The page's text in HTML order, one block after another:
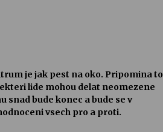
je jak pest na oko. Pripomina to
lide mohou delat neomezene
snad bude konec a bude se v
vsech pro a proti.